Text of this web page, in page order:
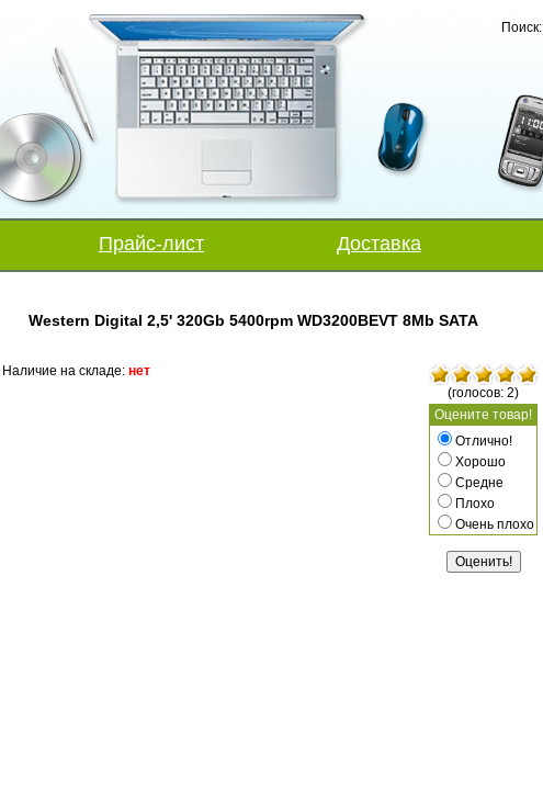
Поиск:
Прайс-лист Доставка
Western Digital 2,5' 320Gb 5400rpm WD3200BEVT 8Mb SATA
Наличие на складе: нет
(голосов: 2)
Оцените товар!
Отлично!
Хорошо
Средне
Плохо
Очень плохо